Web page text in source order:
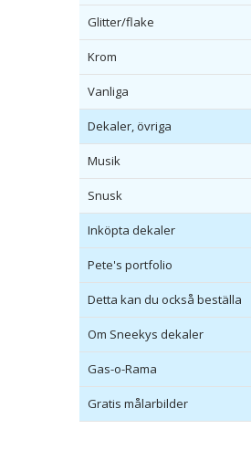
Glitter/flake
Krom
Vanliga
Dekaler, övriga
Musik
Snusk
Inköpta dekaler
Pete's portfolio
Detta kan du också beställa
Om Sneekys dekaler
Gas-o-Rama
Gratis målarbilder